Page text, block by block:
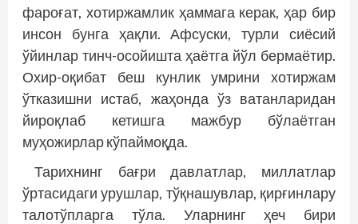
фароғат, хотиржамлик ҳаммага керак, ҳар бир
инсон бунга ҳақли. Афсуски, турли сиёсий
ўйинлар тинч-осойишта ҳаётга йўл бермаётир.
Охир-оқибат беш кунлик умрини хотиржам
ўтказишни истаб, жаҳонда ўз ватанларидан
йироқлаб кетишга мажбур бўлаётган
муҳожирлар кўпаймоқда.
Тарихнинг бағри давлатлар, миллатлар
ўртасидаги урушлар, тўқнашувлар, қирғинлару
талотўпларга тўла. Уларнинг ҳеч бири